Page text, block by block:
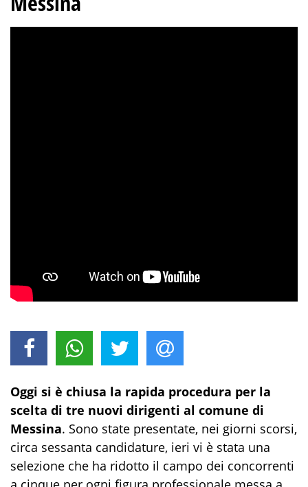
Oggi si è chiusa la rapida procedura per la
scelta di tre nuovi dirigenti al comune di
Messina. Sono state presentate, nei giorni scorsi,
circa sessanta candidature, ieri vi è stata una
selezione che ha ridotto il campo dei concorrenti